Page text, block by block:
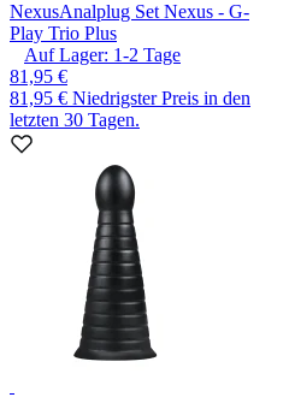
NexusAnalplug Set Nexus - G-
Play Trio Plus
Auf Lager: 1-2 Tage
81,95 €
81,95 € Niedrigster Preis in den
letzten 30 Tagen.